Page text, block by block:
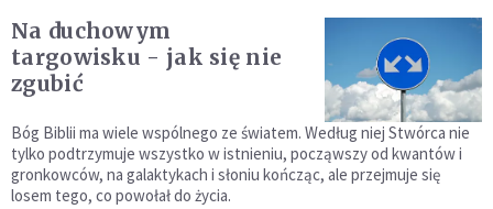
Na duchowym
targowisku - jak się nie
zgubić
Bóg Biblii ma wiele wspólnego ze światem. Według niej Stwórca nie
tylko podtrzymuje wszystko w istnieniu, począwszy od kwantów i
gronkowców, na galaktykach i słoniu kończąc, ale przejmuje się
losem tego, co powołał do życia.